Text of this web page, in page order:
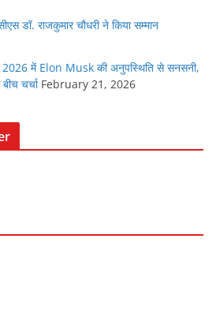
डॉ. राजकुमार चौधरी ने किया सम्मान
में Elon Musk की अनुपस्थिति से सनसनी,
चर्चा February 21, 2026